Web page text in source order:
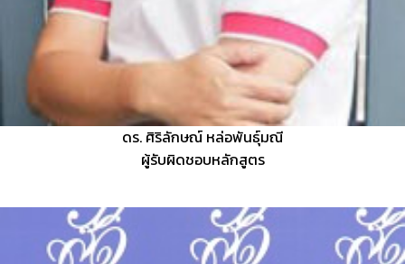
ดร. ศิริลักษณ์ หล่อพันธุ์มณี
ผู้รับผิดชอบหลักสูตร